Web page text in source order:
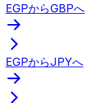
EGPからGBPへ
EGPからJPYへ